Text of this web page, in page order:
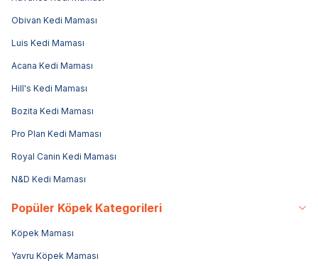
Obivan Kedi Maması
Luis Kedi Maması
Acana Kedi Maması
Hill's Kedi Maması
Bozita Kedi Maması
Pro Plan Kedi Maması
Royal Canin Kedi Maması
N&D Kedi Maması
Popüler Köpek Kategorileri
Köpek Maması
Yavru Köpek Maması